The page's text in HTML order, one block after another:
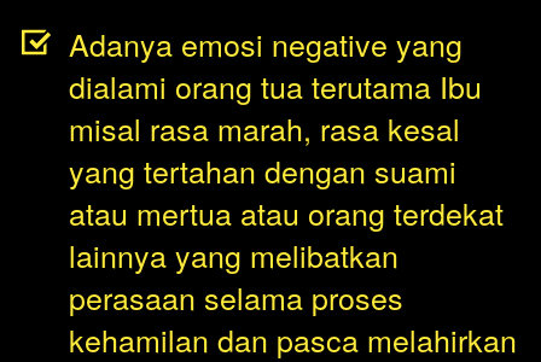
Adanya emosi negative yang
dialami orang tua terutama Ibu
misal rasa marah, rasa kesal
yang tertahan dengan suami
atau mertua atau orang terdekat
lainnya yang melibatkan
perasaan selama proses
kehamilan dan pasca melahirkan